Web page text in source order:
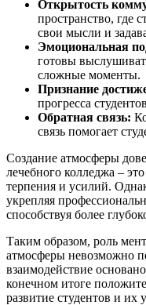
Открытость
пространство, где
свои мысли и
Эмоциональная
готовы
сложные моменты.
Признание
прогресса
Обратная связь:
связь помогает
Создание атмосферы
лечебного колледжа –
терпения и усилий.
укрепляя
способствуя более
Таким образом, роль
атмосферы невозможно
взаимодействие
конечном итоге
развитие студентов и их